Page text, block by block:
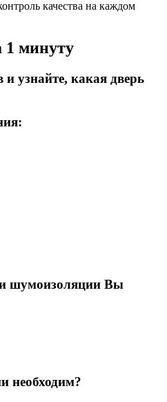
качества на каждом
1 минуту
и узнайте, какая дверь
шумоизоляции Вы
необходим?